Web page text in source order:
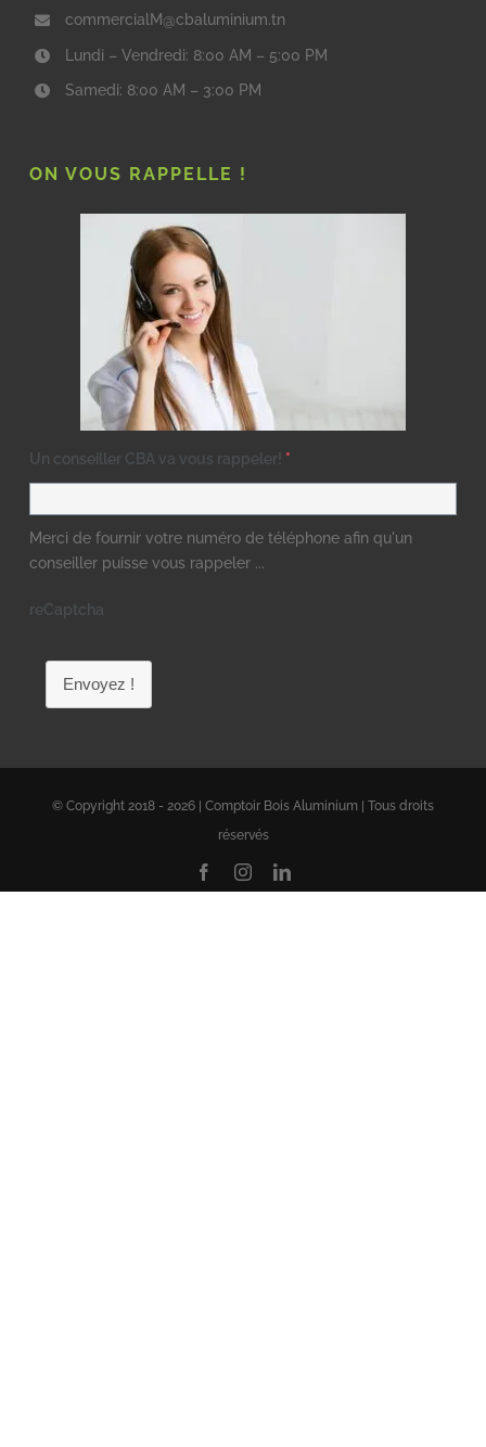
commercialM@cbaluminium.tn
Lundi – Vendredi: 8:00 AM – 5:00 PM
Samedi: 8:00 AM – 3:00 PM
ON VOUS RAPPELLE !
Un conseiller CBA va vous rappeler! *
Merci de fournir votre numéro de téléphone afin qu'un
conseiller puisse vous rappeler ...
reCaptcha
Envoyez !
© Copyright 2018 - 2026 | Comptoir Bois Aluminium | Tous droits
réservés